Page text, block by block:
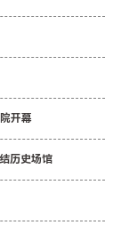
开幕
历史场馆